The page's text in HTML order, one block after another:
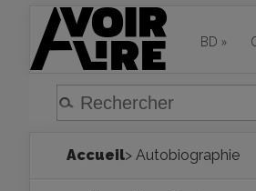
BD »
Accueil> Autobiographie